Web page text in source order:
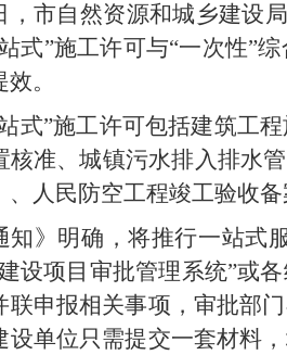
，市自然资源和城乡建设
式”施工许可与“一次性”
。
式”施工许可包括建筑工
核准、城镇污水排入排水
、人民防空工程竣工验收
知》明确，将推行一站
设项目审批管理系统”或
联申报相关事项，审批部
设单位只需提交一套材料